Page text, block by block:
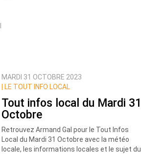
MARDI 31 OCTOBRE 2023
LE TOUT INFO LOCAL
Tout infos local du Mardi 31
Octobre
Retrouvez Armand Gal pour le Tout Infos
Local du Mardi 31 Octobre avec la météo
locale, les informations locales et le sujet du